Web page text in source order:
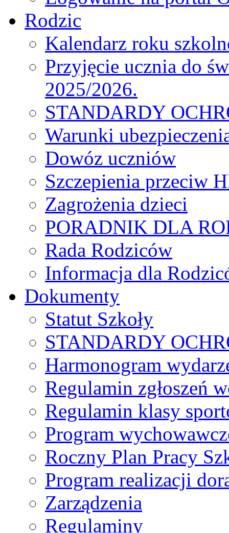
Rodzic
Kalendarz roku
Przyjęcie ucznia do
2025/2026.
STANDARDY
Warunki
Dowóz uczniów
Szczepienia przeciw
Zagrożenia dzieci
PORADNIK DLA
Rada Rodziców
Іnformacja dla
Dokumenty
Statut Szkoły
STANDARDY
Harmonogram
Regulamin zgłoszeń
Regulamin klasy
Program
Roczny Plan Pracy
Program realizacji
Zarządzenia
Regulaminy